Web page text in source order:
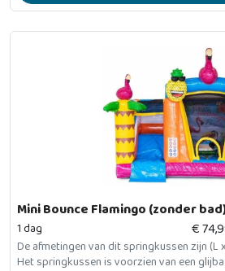
Mini Bounce Flamingo (zonder
1 dag €
De afmetingen van dit springkussen zijn (L
Het springkussen is voorzien van een